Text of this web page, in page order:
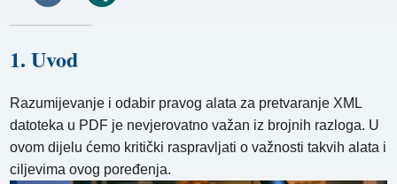
1. Uvod
Razumijevanje i odabir pravog alata za pretvaranje XML
datoteka u PDF je nevjerovatno važan iz brojnih razloga. U
ovom dijelu ćemo kritički raspravljati o važnosti takvih alata i
ciljevima ovog poređenja.